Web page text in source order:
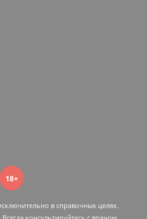
18+
в справочных целях.